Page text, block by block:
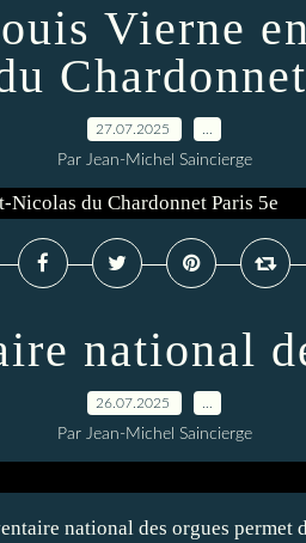
Vierne
27.07.2025
Par Jean-Michel Saincierge
national
26.07.2025
Par Jean-Michel Saincierge
national des orgues permet